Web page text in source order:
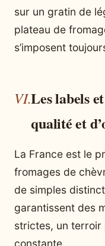
sur un gratin de
plateau de
s’imposent
Les labels
qualité et
La France est le
fromages de
de simples
garantissent des
strictes, un terroir
constante.